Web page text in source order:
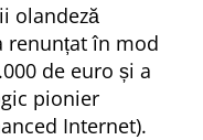
olandeză
renunțat în mod
de euro și a
pionier
Internet).